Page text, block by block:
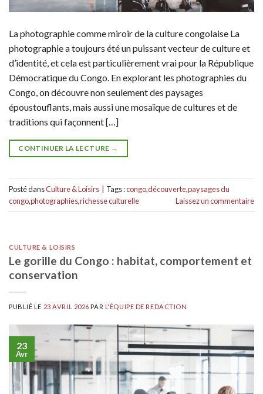
La photographie comme miroir de la culture congolaise La
photographie a toujours été un puissant vecteur de culture et
d’identité, et cela est particulièrement vrai pour la République
Démocratique du Congo. En explorant les photographies du
Congo, on découvre non seulement des paysages
époustouflants, mais aussi une mosaïque de cultures et de
traditions qui façonnent […]
CONTINUER LA LECTURE →
Posté dansCulture & Loisirs Tags :congo,découverte,paysages du
congo,photographies,richesse culturelle Laissez un commentaire
CULTURE & LOISIRS
Le gorille du Congo : habitat, comportement et
conservation
PUBLIÉ LE 23 AVRIL 2026 PAR L'ÉQUIPE DE REDACTION
23
Avr